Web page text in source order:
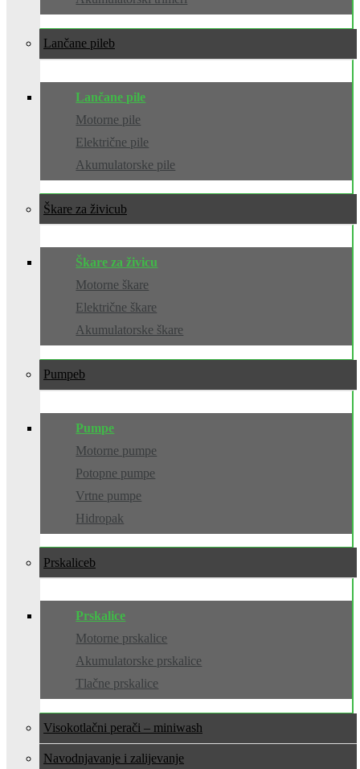
Lančane pile
Lančane pile
Motorne pile
Električne pile
Akumulatorske pile
Škare za živicu
Škare za živicu
Motorne škare
Električne škare
Akumulatorske škare
Pumpe
Pumpe
Motorne pumpe
Potopne pumpe
Vrtne pumpe
Hidropak
Prskalice
Prskalice
Motorne prskalice
Akumulatorske prskalice
Tlačne prskalice
Visokotlačni perači – miniwash
Navodnjavanje i zalijevanje